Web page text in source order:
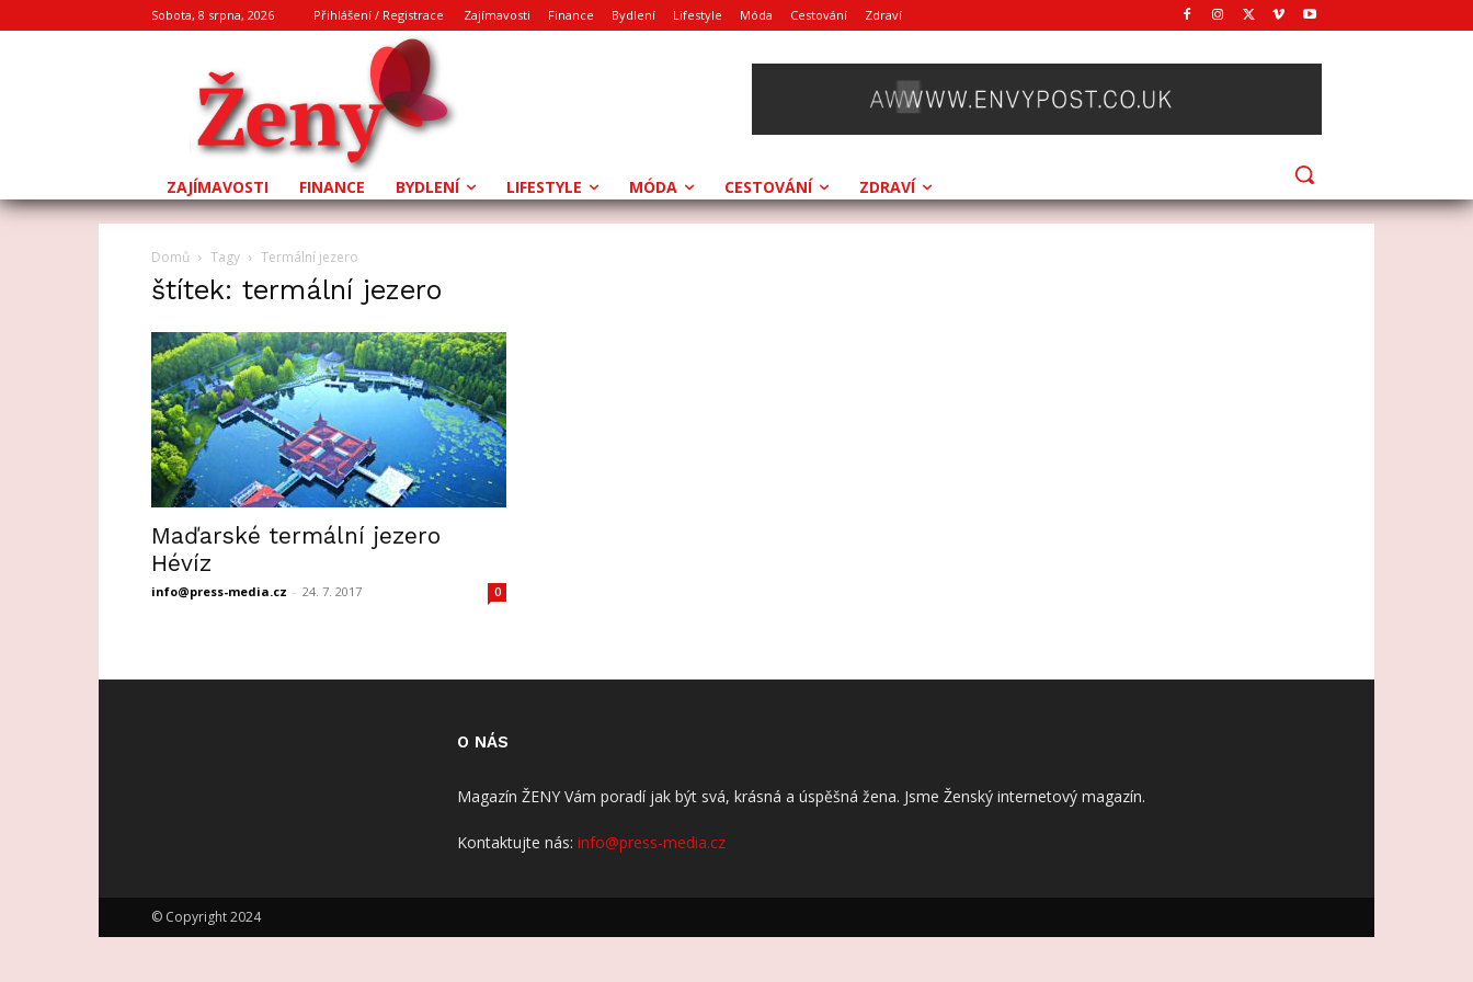
Sobota, 8 srpna, 2026 Přihlášení / Registrace Zajímavosti Finance Bydlení Lifestyle Móda Cestování Zdraví
ZAJÍMAVOSTI FINANCE BYDLENÍ LIFESTYLE MÓDA CESTOVÁNÍ ZDRAVÍ
Domů Tagy Termální jezero
štítek: termální jezero
Maďarské termální jezero
Hévíz
info@press-media.cz - 24. 7. 2017 0
O NÁS
Magazín ŽENY Vám poradí jak být svá, krásná a úspěšná žena. Jsme Ženský internetový magazín.
Kontaktujte nás: info@press-media.cz
© Copyright 2024